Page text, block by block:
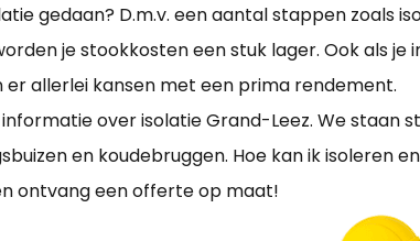
gedaan? D.m.v. een aantal stappen zoals
je stookkosten een stuk lager. Ook als je
er allerlei kansen met een prima rendement.
over isolatie Grand-Leez. We staan
en koudebruggen. Hoe kan ik isoleren en
ontvang een offerte op maat!